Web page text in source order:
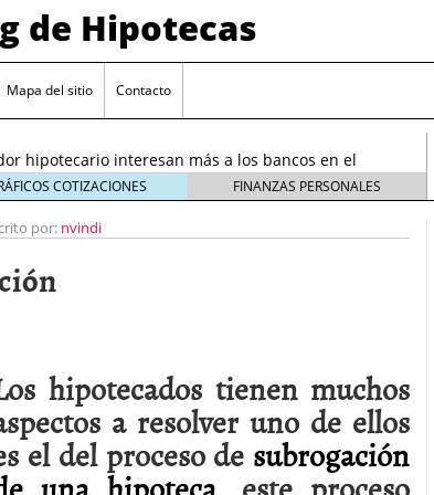
de Hipotecas
Mapa del sitio Contacto
analistas sitúan el índice entre 2,25 % y 2,30 %
sobre el sobreendeudamiento inmobiliario
hipotecario interesan más a los bancos en el
en España: requisitos y condiciones actuales
analistas sitúan el índice entre 2,25 % y 2,30 %
COTIZACIONES FINANZAS PERSONALES
por: nvindi
hipotecados tienen muchos
a resolver uno de ellos
el del proceso de subrogación